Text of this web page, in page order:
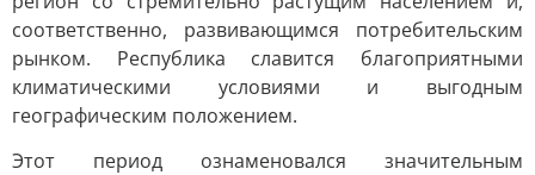
соответственно, развивающимся потребительским
рынком. Республика славится благоприятными
климатическими условиями и выгодным
географическим положением.
Этот период ознаменовался значительным